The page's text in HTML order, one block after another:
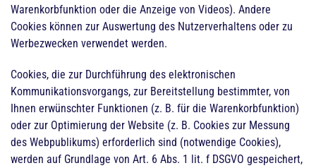
Warenkorbfunktion oder die Anzeige von Videos). Andere
Cookies können zur Auswertung des Nutzerverhaltens oder zu
Werbezwecken verwendet werden.
Cookies, die zur Durchführung des elektronischen
Kommunikationsvorgangs, zur Bereitstellung bestimmter, von
Ihnen erwünschter Funktionen (z. B. für die Warenkorbfunktion)
oder zur Optimierung der Website (z. B. Cookies zur Messung
des Webpublikums) erforderlich sind (notwendige Cookies),
werden auf Grundlage von Art. 6 Abs. 1 lit. f DSGVO gespeichert,